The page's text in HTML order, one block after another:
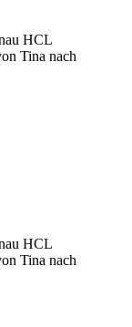
HCL
Tina nach
HCL
Tina nach